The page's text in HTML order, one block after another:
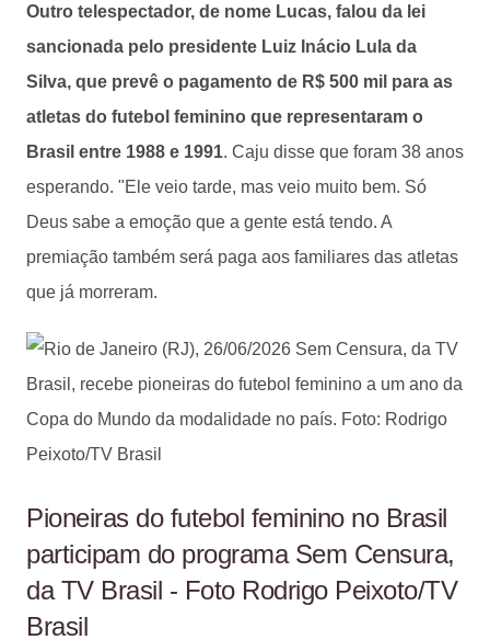
Outro telespectador, de nome Lucas, falou da lei
sancionada pelo presidente Luiz Inácio Lula da
Silva, que prevê o pagamento de R$ 500 mil para as
atletas do futebol feminino que representaram o
Brasil entre 1988 e 1991. Caju disse que foram 38 anos
esperando. "Ele veio tarde, mas veio muito bem. Só
Deus sabe a emoção que a gente está tendo. A
premiação também será paga aos familiares das atletas
que já morreram.
Pioneiras do futebol feminino no Brasil
participam do programa Sem Censura,
da TV Brasil - Foto Rodrigo Peixoto/TV
Brasil